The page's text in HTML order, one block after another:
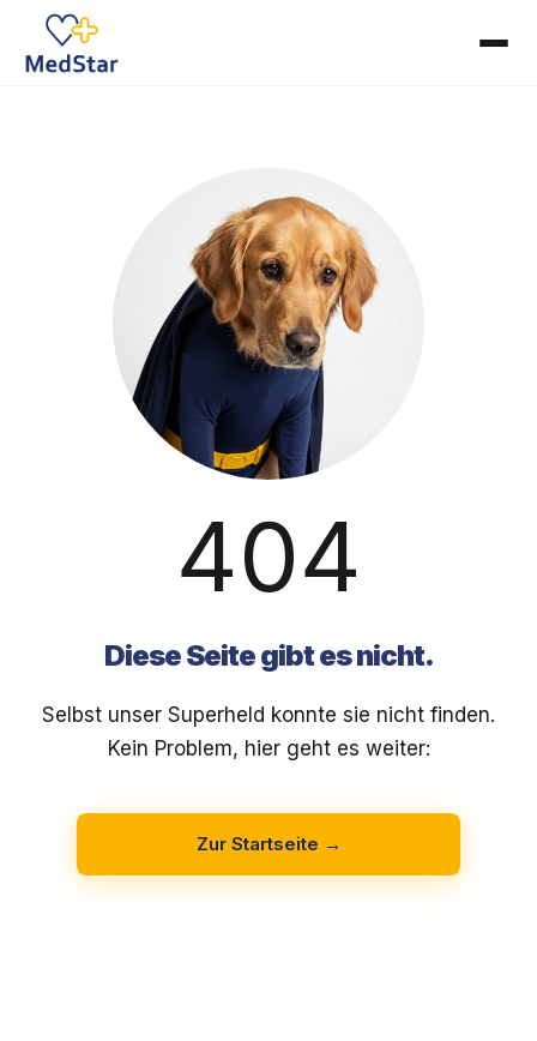
404
Diese Seite gibt es nicht.
Selbst unser Superheld konnte sie nicht finden.
Kein Problem, hier geht es weiter:
Zur Startseite →